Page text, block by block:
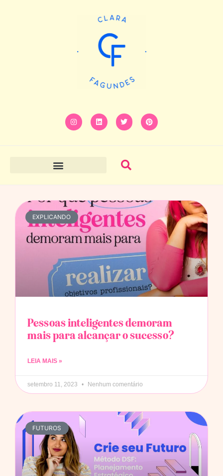
EXPLICANDO
Pessoas inteligentes demoram
mais para alcançar o sucesso?
LEIA MAIS »
setembro 11, 2023 Nenhum comentário
FUTUROS